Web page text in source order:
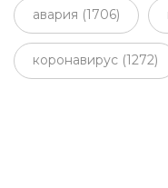
авария (1706)
коронавирус (1272)